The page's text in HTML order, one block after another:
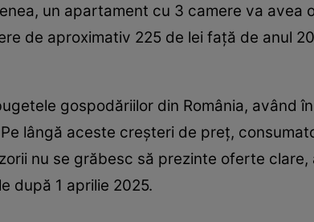
un apartament cu 3 camere va avea
de aproximativ 225 de lei față de anul
gospodăriilor din România, având
lângă aceste creșteri de preț,
nu se grăbesc să prezinte oferte
după 1 aprilie 2025.